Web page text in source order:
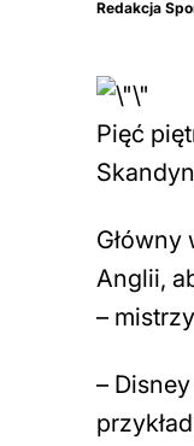
Redakcja
Pięć
Anglii,
–
–